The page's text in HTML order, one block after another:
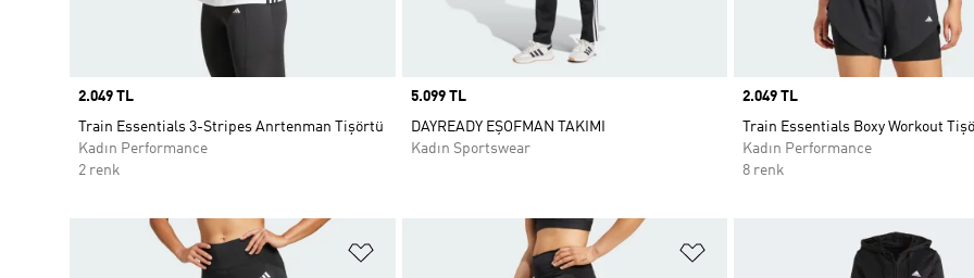
Price
2.049 TL
Train Essentials 3-Stripes Anrtenman Tişörtü
Kadın Performance
2 renk
Price
5.099 TL
DAYREADY EŞOFMAN TAKIMI
Kadın Sportswear
Price
2.049 TL
Train Essentials Boxy Workout
Kadın Performance
8 renk
Favori Listesine Ekle Favori Listesine Ekle